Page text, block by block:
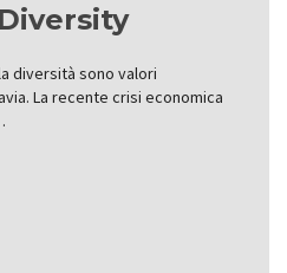
diversità sono valori
La recente crisi economica